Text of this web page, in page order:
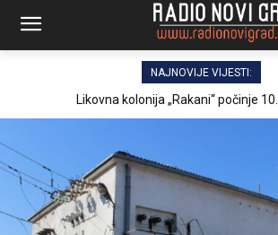
NAJNOVIJE VIJESTI:
Likovna kolonija „Rakani“ počinje